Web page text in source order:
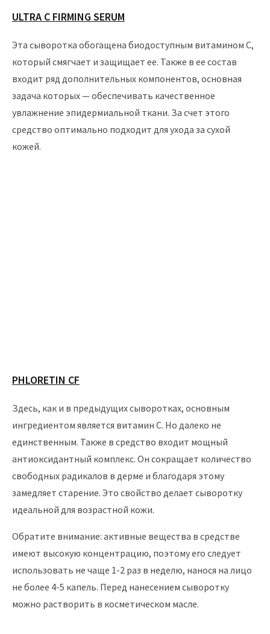
ULTRA C FIRMING SERUM
Эта сыворотка обогащена биодоступным витамином С,
который смягчает и защищает ее. Также в ее состав
входит ряд дополнительных компонентов, основная
задача которых — обеспечивать качественное
увлажнение эпидермиальной ткани. За счет этого
средство оптимально подходит для ухода за сухой
кожей.
PHLORETIN CF
Здесь, как и в предыдущих сыворотках, основным
ингредиентом является витамин С. Но далеко не
единственным. Также в средство входит мощный
антиоксидантный комплекс. Он сокращает количество
свободных радикалов в дерме и благодаря этому
замедляет старение. Это свойство делает сыворотку
идеальной для возрастной кожи.
Обратите внимание: активные вещества в средстве
имеют высокую концентрацию, поэтому его следует
использовать не чаще 1-2 раз в неделю, нанося на лицо
не более 4-5 капель. Перед нанесением сыворотку
можно растворить в косметическом масле.